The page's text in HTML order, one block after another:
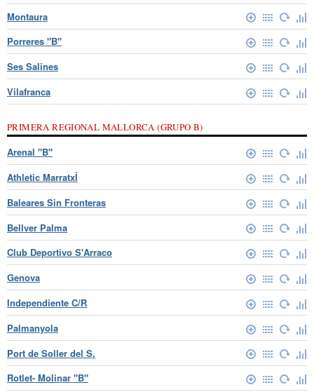
Montaura
Porreres "B"
Ses Salines
Vilafranca
PRIMERA REGIONAL MALLORCA (GRUPO B)
Arenal "B"
Athletic MarratxÍ
Baleares Sin Fronteras
Bellver Palma
Club Deportivo S'Arraco
Genova
Independiente C/R
Palmanyola
Port de Soller del S.
Rotlet- Molinar "B"